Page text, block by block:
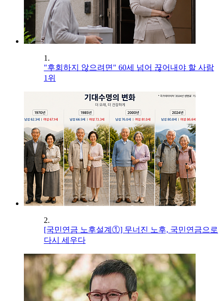
1.
"후회하지 않으려면" 60세 넘어 끊어내야 할 사람
1위
2.
[국민연금 노후설계①] 무너진 노후, 국민연금으로
다시 세우다